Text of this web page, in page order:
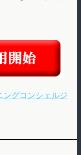
ングコンシェルジ